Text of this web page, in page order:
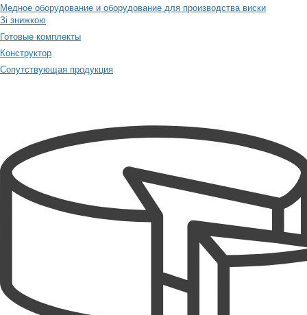
Медное оборудование и оборудование для производства виски
Зі знижкою
Готовые комплекты
Конструктор
Сопутствующая продукция